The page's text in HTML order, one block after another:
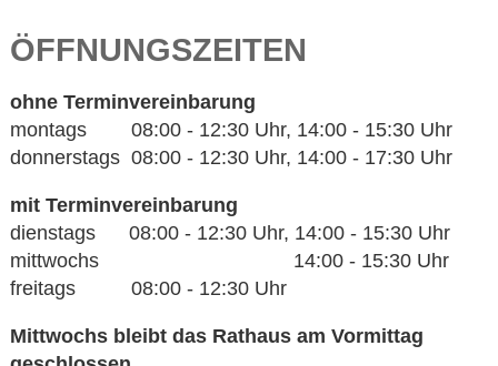
ÖFFNUNGSZEITEN
ohne Terminvereinbarung
montags 08:00 - 12:30 Uhr, 14:00 - 15:30 Uhr
donnerstags 08:00 - 12:30 Uhr, 14:00 - 17:30 Uhr
mit Terminvereinbarung
dienstags 08:00 - 12:30 Uhr, 14:00 - 15:30 Uhr
mittwochs 14:00 - 15:30 Uhr
freitags 08:00 - 12:30 Uhr
Mittwochs bleibt das Rathaus am Vormittag